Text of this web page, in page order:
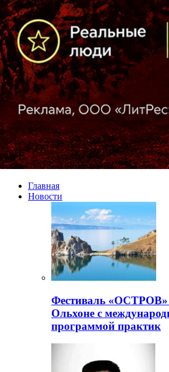
Главная
Новости
Фестиваль «ОСТРОВ»
Ольхоне с
программой практик